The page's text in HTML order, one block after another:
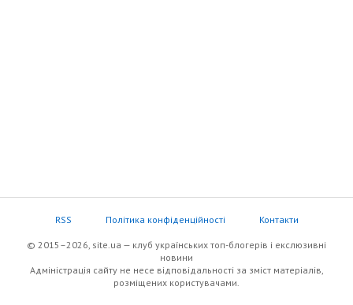
RSS Політика конфіденційності Контакти
© 2015–2026, site.ua — клуб українських топ-блогерів i екслюзивнi
новини
Адміністрація сайту не несе відповідальності за зміст матеріалів,
розміщених користувачами.